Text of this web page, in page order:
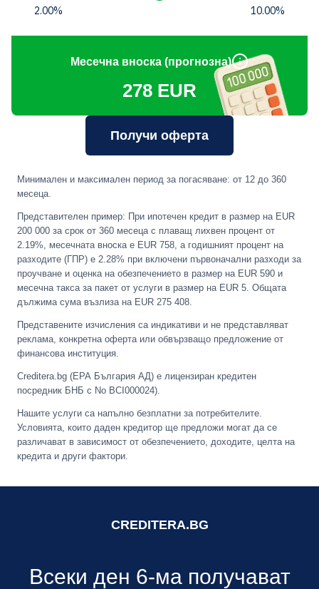
2.00% 10.00%
Месечна вноска (прогнозна)
278 EUR
Получи оферта
Минимален и максимален период за погасяване: от 12 до 360
месеца.
Представителен пример: При ипотечен кредит в размер на EUR
200 000 за срок от 360 месеца с плаващ лихвен процент от
2.19%, месечната вноска е EUR 758, а годишният процент на
разходите (ГПР) е 2.28% при включени първоначални разходи за
проучване и оценка на обезпечението в размер на EUR 590 и
месечна такса за пакет от услуги в размер на EUR 5. Общата
дължима сума възлиза на EUR 275 408.
Представените изчисления са индикативи и не представляват
реклама, конкретна оферта или обвързващо предложение от
финансова институция.
Creditera.bg (ЕРА България АД) е лицензиран кредитен
посредник БНБ с No BCI000024).
Нашите услуги са напълно безплатни за потребителите.
Условията, които даден кредитор ще предложи могат да се
различават в зависимост от обезпечението, доходите, целта на
кредита и други фактори.
CREDITERA.BG
Всеки ден 6-ма получават